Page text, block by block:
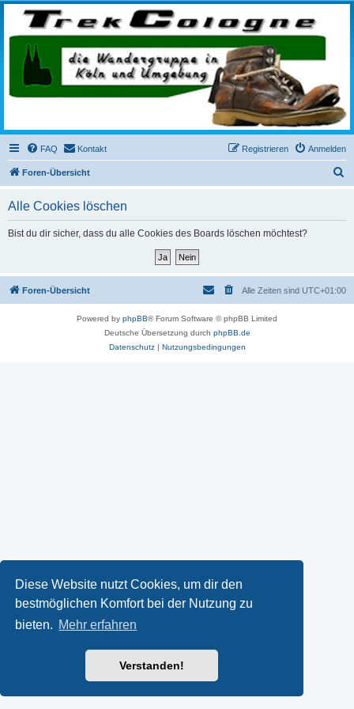
Diese Website nutzt Cookies, um dir den
bestmöglichen Komfort bei der Nutzung zu
bieten. Mehr erfahren
Verstanden!
trekcologne.de
Wanderungen rund um Köln
FAQ Kontakt Anmelden
Registrieren
Foren-Übersicht
Alle Cookies löschen
Bist du dir sicher, dass du alle Cookies des Boards löschen möchtest?
Foren-Übersicht Alle Zeiten sind UTC+01:00
Powered by phpBB® Forum Software © phpBB Limited
Deutsche Übersetzung durch phpBB.de
Datenschutz| Nutzungsbedingungen